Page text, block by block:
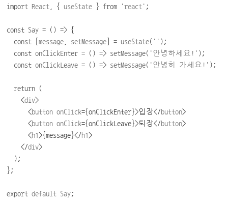
import React { useState } from 'react ' ;
const Say = () => {
const
[message setMessage ] = useState( '' );
const onClickEnter = () => setMessage( ' 안녕하세요 !' );
const onClickLeave = () => setMessage( ' 안녕히 가세요 !' );
return (
<div>
      <
button onClick={onClickEnter}>입장</button>
      <
button onClick={onClickLeave}>퇴장</button>
      <
h1>{message }</h1>
    </
div>
);
};
export default Say ;